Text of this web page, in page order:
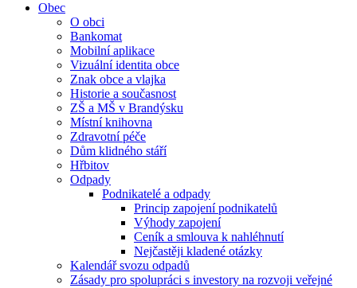
Obec
O obci
Bankomat
Mobilní aplikace
Vizuální identita obce
Znak obce a vlajka
Historie a současnost
ZŠ a MŠ v Brandýsku
Místní knihovna
Zdravotní péče
Dům klidného stáří
Hřbitov
Odpady
Podnikatelé a odpady
Princip zapojení podnikatelů
Výhody zapojení
Ceník a smlouva k nahléhnutí
Nejčastěji kladené otázky
Kalendář svozu odpadů
Zásady pro spolupráci s investory na rozvoji veřejné